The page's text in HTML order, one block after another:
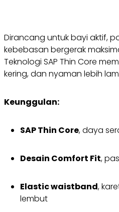
Dirancang untuk bayi aktif,
kebebasan bergerak
Teknologi SAP Thin Core
kering, dan nyaman lebih
Keunggulan:
SAP Thin Core, daya
Desain Comfort Fit,
Elastic waistband,
lembut